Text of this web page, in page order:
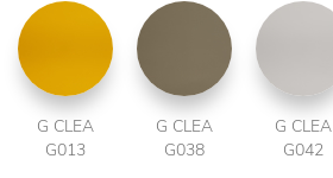
G CLEA
G013
G CLEA
G038
G CLEA
G042